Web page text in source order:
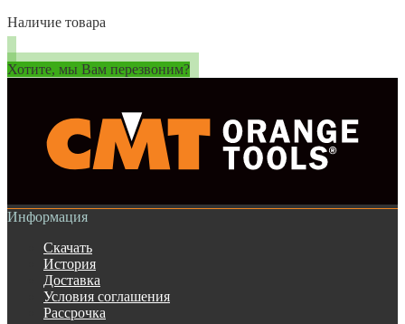
Наличие товара
Хотите, мы Вам перезвоним?
Информация
Скачать
История
Доставка
Условия соглашения
Рассрочка